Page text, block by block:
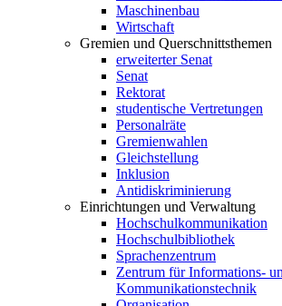
Maschinenbau
Wirtschaft
Gremien und Querschnittsthemen
erweiterter Senat
Senat
Rektorat
studentische Vertretungen
Personalräte
Gremienwahlen
Gleichstellung
Inklusion
Antidiskriminierung
Einrichtungen und Verwaltung
Hochschulkommunikation
Hochschulbibliothek
Sprachenzentrum
Zentrum für Informations-
Kommunikationstechnik